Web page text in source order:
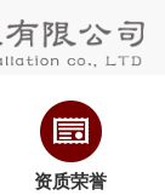
资质荣誉